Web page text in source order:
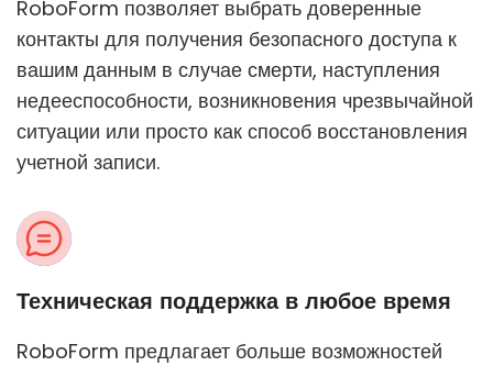
RoboForm позволяет выбрать доверенные
контакты для получения безопасного доступа к
вашим данным в случае смерти, наступления
недееспособности, возникновения чрезвычайной
ситуации или просто как способ восстановления
учетной записи.
Техническая поддержка в любое время
RoboForm предлагает больше возможностей